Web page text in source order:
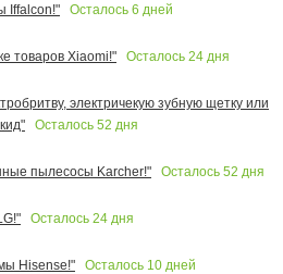
Iffalcon!"
Осталось 6 дней
товаров Xiaomi!"
Осталось 24 дня
электричекую зубную щетку или
Осталось 52 дня
пылесосы Karcher!"
Осталось 52 дня
Осталось 24 дня
Hisense!"
Осталось 10 дней